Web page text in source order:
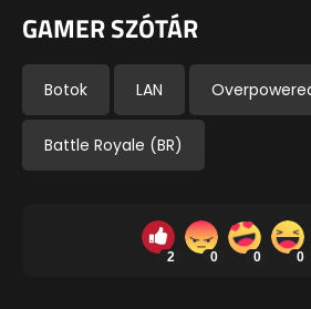
GAMER SZÓTÁR
Botok LAN
Battle Royale (BR)
2 0 0 0